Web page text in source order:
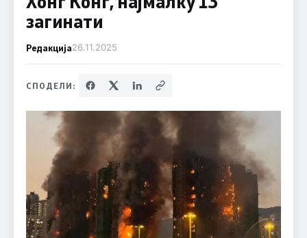
загинати
Редакција26.11.2025
СПОДЕЛИ: